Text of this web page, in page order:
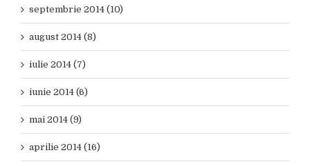
septembrie 2014 (10)
august 2014 (8)
iulie 2014 (7)
iunie 2014 (6)
mai 2014 (9)
aprilie 2014 (16)